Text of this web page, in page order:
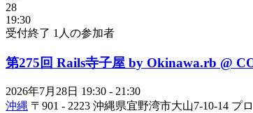
28
19:30
受付終了 1人の参加者
第275回 Rails寺子屋 by Okinawa.rb @
2026年7月28日 19:30 - 21:30
沖縄 〒901 - 2223 沖縄県宜野湾市大山7-10-14 プ